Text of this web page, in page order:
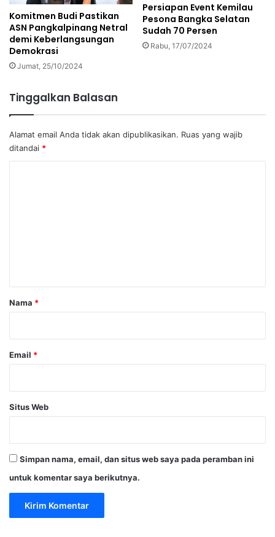
Komitmen Budi Pastikan
ASN Pangkalpinang Netral
demi Keberlangsungan
Demokrasi
Jumat, 25/10/2024
Persiapan Event Kemilau
Pesona Bangka Selatan
Sudah 70 Persen
Rabu, 17/07/2024
Tinggalkan Balasan
Alamat email Anda tidak akan dipublikasikan. Ruas yang wajib
ditandai *
rNama *
Email *
Situs Web
Simpan nama, email, dan situs web saya pada peramban ini
untuk komentar saya berikutnya.